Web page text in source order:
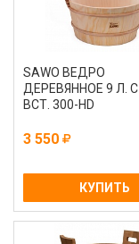
SAWO ВЕДРО
ДЕРЕВЯННОЕ 9 Л.
ВСТ. 300-НD
3 550
КУПИТЬ